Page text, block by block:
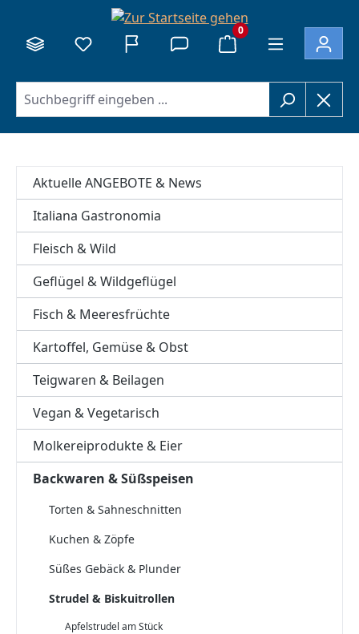
0
Aktuelle ANGEBOTE & News
Italiana Gastronomia
Fleisch & Wild
Geflügel & Wildgeflügel
Fisch & Meeresfrüchte
Kartoffel, Gemüse & Obst
Teigwaren & Beilagen
Vegan & Vegetarisch
Molkereiprodukte & Eier
Backwaren & Süßspeisen
Torten & Sahneschnitten
Kuchen & Zöpfe
Süßes Gebäck & Plunder
Strudel & Biskuitrollen
Apfelstrudel am Stück